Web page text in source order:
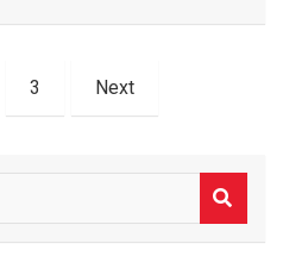
3 Next